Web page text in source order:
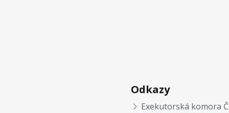
Odkazy
Exekutorská komora